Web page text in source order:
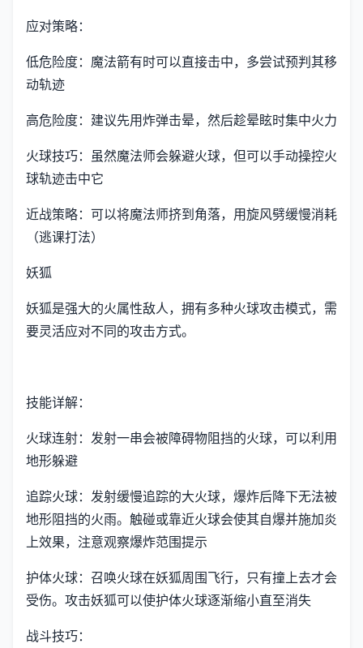
应对策略：
低危险度：魔法箭有时可以直接击中，多尝试预判其移
动轨迹
高危险度：建议先用炸弹击晕，然后趁晕眩时集中火力
火球技巧：虽然魔法师会躲避火球，但可以手动操控火
球轨迹击中它
近战策略：可以将魔法师挤到角落，用旋风劈缓慢消耗
（逃课打法）
妖狐
妖狐是强大的火属性敌人，拥有多种火球攻击模式，需
要灵活应对不同的攻击方式。
技能详解：
火球连射：发射一串会被障碍物阻挡的火球，可以利用
地形躲避
追踪火球：发射缓慢追踪的大火球，爆炸后降下无法被
地形阻挡的火雨。触碰或靠近火球会使其自爆并施加炎
上效果，注意观察爆炸范围提示
护体火球：召唤火球在妖狐周围飞行，只有撞上去才会
受伤。攻击妖狐可以使护体火球逐渐缩小直至消失
战斗技巧：